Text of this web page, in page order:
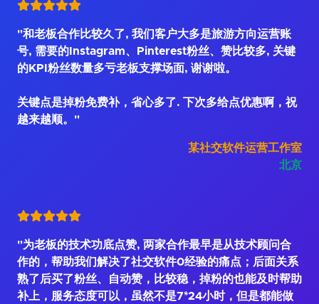
"和老板合作比较久了, 我们客户大多是旅游方向运营账
号, 需要的Instagram、Pinterest粉丝、赞比较多, 关键
的KPI粉丝数量多亏老板支撑场面, 谢谢啦。
关键点是掉粉免费补，省心多了. 下次多给点优惠啊，祝
越来越顺。"
某社交软件运营工作室
北京
"为老板的技术功底点赞, 两家合作最早是从技术顾问合
作的，帮助我们解决了社交软件0经验的痛点；后面关系
熟了后买了粉丝、自动赞，比较稳，掉粉的也能及时帮助
补上，服务态度可以，虽然不是7*24小时，但是都能做